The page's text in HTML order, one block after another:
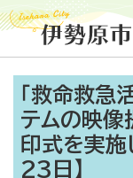
「救命救急
テムの映像
印式を実施
23日】